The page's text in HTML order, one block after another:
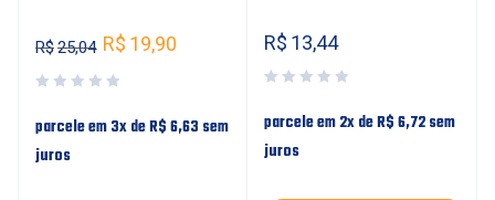
R$25,04 R$ 19,90
parcele em 3x deR$6,63 sem
juros
R$ 13,44
parcele em 2x deR$6,72sem
juros